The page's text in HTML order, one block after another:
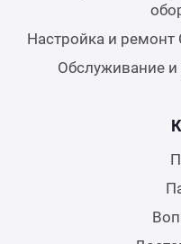
Настройка и ремонт
Обслуживание